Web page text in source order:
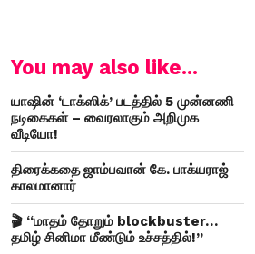
You may also like...
யாஷின் ‘டாக்ஸிக்’ படத்தில் 5 முன்னணி
நடிகைகள் – வைரலாகும் அறிமுக
வீடியோ!
திரைக்கதை ஜாம்பவான் கே. பாக்யராஜ்
காலமானார்
🎬 “மாதம் தோறும் blockbuster…
தமிழ் சினிமா மீண்டும் உச்சத்தில்!”